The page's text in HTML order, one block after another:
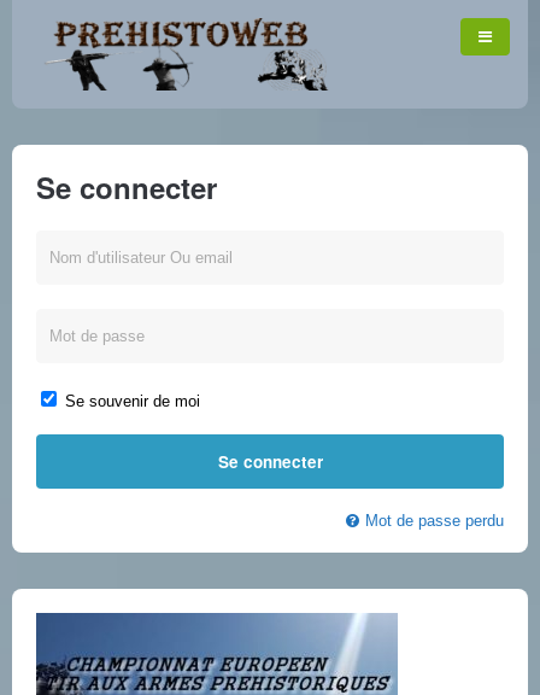
Se connecter
Se souvenir de moi
Mot de passe perdu